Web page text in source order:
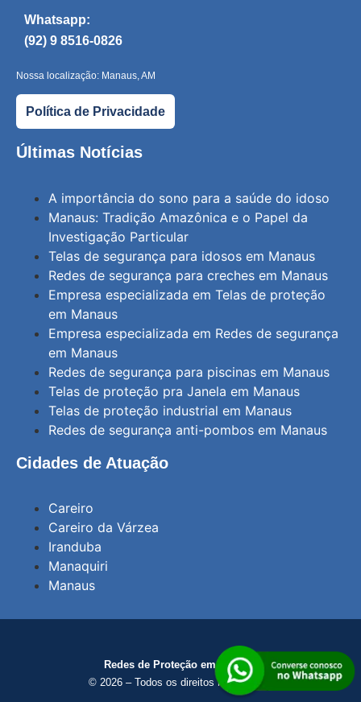
Whatsapp:
(92) 9 8516-0826
Nossa localização: Manaus, AM
Política de Privacidade
Últimas Notícias
A importância do sono para a saúde do idoso
Manaus: Tradição Amazônica e o Papel da
Investigação Particular
Telas de segurança para idosos em Manaus
Redes de segurança para creches em Manaus
Empresa especializada em Telas de proteção
em Manaus
Empresa especializada em Redes de segurança
em Manaus
Redes de segurança para piscinas em Manaus
Telas de proteção pra Janela em Manaus
Telas de proteção industrial em Manaus
Redes de segurança anti-pombos em Manaus
Cidades de Atuação
Careiro
Careiro da Várzea
Iranduba
Manaquiri
Manaus
Redes de Proteção em Manaus
© 2026 – Todos os direitos reservados.